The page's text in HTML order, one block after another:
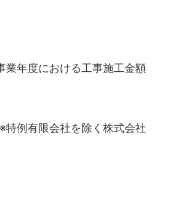
年度における工事施工金額
例有限会社を除く株式会社